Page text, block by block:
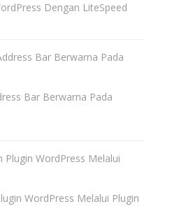
Dengan LiteSpeed
Bar Berwarna Pada
WordPress Melalui Plugin